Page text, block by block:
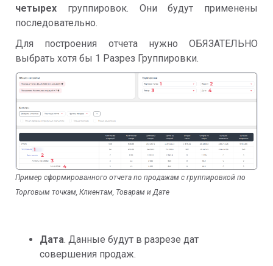
четырех группировок. Они будут применены
последовательно.
Для построения отчета нужно ОБЯЗАТЕЛЬНО
выбрать хотя бы 1 Разрез Группировки.
Пример сформированного отчета по продажам с группировкой по
Торговым точкам, Клиентам, Товарам и Дате
Дата. Данные будут в разрезе дат
совершения продаж.